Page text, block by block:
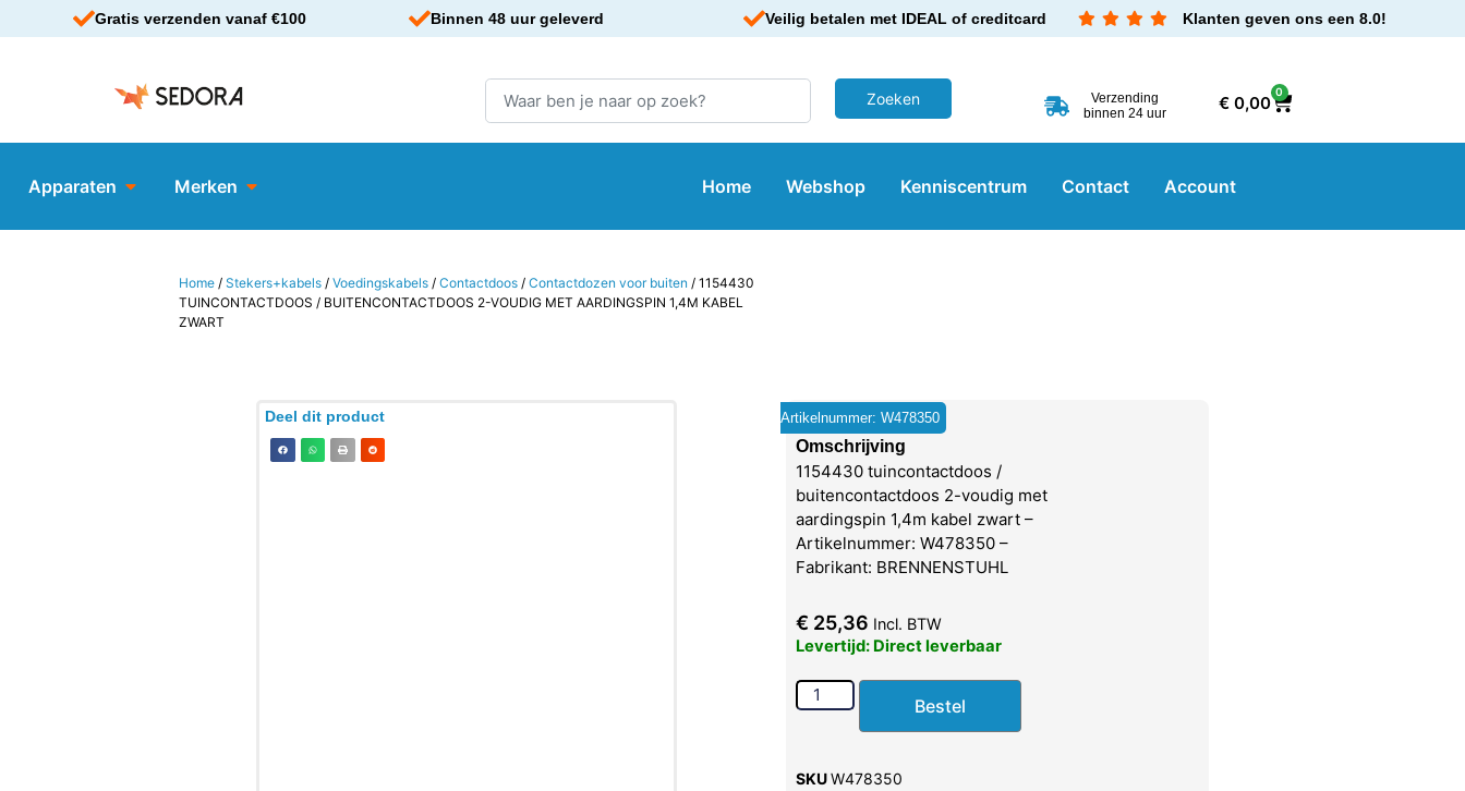
Gratis verzenden vanaf €100 Binnen 48 uur geleverd Veilig betalen met IDEAL of creditcard Klanten geven ons een 8.0!
Verzending
binnen 24 uur
€0,00
0
Apparaten Merken Home Webshop Kenniscentrum Contact Account
Home /Stekers+kabels /Voedingskabels /Contactdoos /Contactdozen voor buiten / 1154430
TUINCONTACTDOOS / BUITENCONTACTDOOS 2-VOUDIG MET AARDINGSPIN 1,4M KABEL
ZWART
Deel dit product Artikelnummer: W478350
Omschrijving
1154430 tuincontactdoos /
buitencontactdoos 2-voudig met
aardingspin 1,4m kabel zwart –
Artikelnummer: W478350 –
Fabrikant: BRENNENSTUHL
€ 25,36 Incl. BTW
Levertijd: Direct leverbaar
Bestel
SKUW478350